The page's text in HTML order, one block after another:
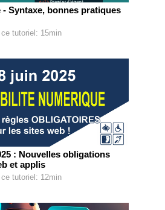
- Syntaxe, bonnes pratiques
ce tutoriel: 15min
: Nouvelles obligations
et applis
ce tutoriel: 12min